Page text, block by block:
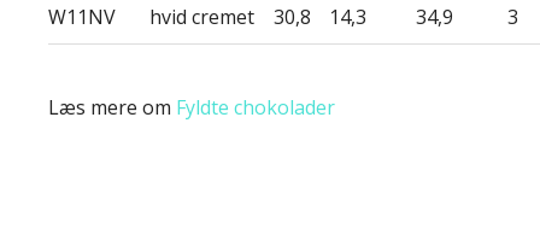
W11NV hvid cremet 30,8 14,3 34,9 3
Læs mere om Fyldte chokolader